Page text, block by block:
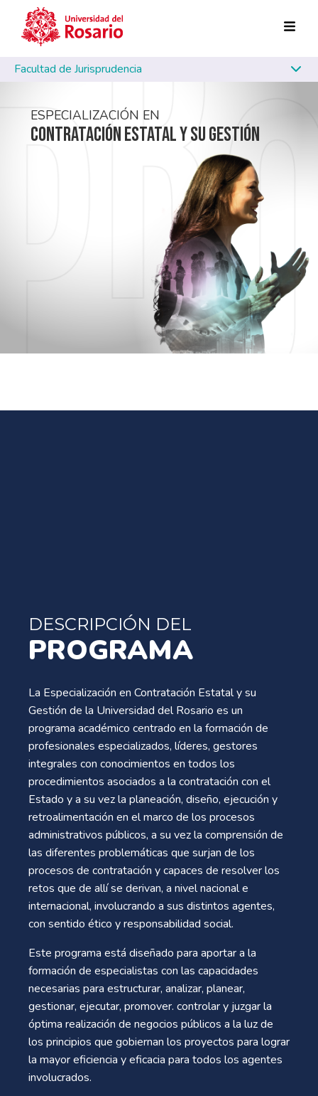
Pasar al contenido principal
Facultad de Jurisprudencia
ESPECIALIZACIÓN EN
CONTRATACIÓN ESTATALY SU GESTIÓN
DESCRIPCIÓN DEL
PROGRAMA
La Especialización en Contratación Estatal y su
Gestión de la Universidad del Rosario es un
programa académico centrado en la formación de
profesionales especializados, líderes, gestores
integrales con conocimientos en todos los
procedimientos asociados a la contratación con el
Estado y a su vez la planeación, diseño, ejecución y
retroalimentación en el marco de los procesos
administrativos públicos, a su vez la comprensión de
las diferentes problemáticas que surjan de los
procesos de contratación y capaces de resolver los
retos que de allí se derivan, a nivel nacional e
internacional, involucrando a sus distintos agentes,
con sentido ético y responsabilidad social.
Este programa está diseñado para aportar a la
formación de especialistas con las capacidades
necesarias para estructurar, analizar, planear,
gestionar, ejecutar, promover. controlar y juzgar la
óptima realización de negocios públicos a la luz de
los principios que gobiernan los proyectos para lograr
la mayor eficiencia y eficacia para todos los agentes
involucrados.